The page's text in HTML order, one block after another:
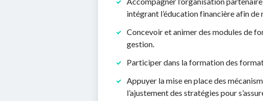
intégrant l’éducation financière afin
Concevoir et animer des modules de
gestion.
Participer dans la formation des
Appuyer la mise en place des
l’ajustement des stratégies pour